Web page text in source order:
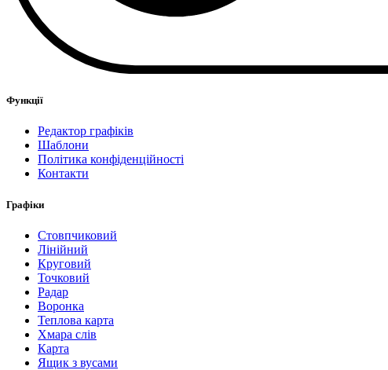
Функції
Редактор графіків
Шаблони
Політика конфіденційності
Контакти
Графіки
Стовпчиковий
Лінійний
Круговий
Точковий
Радар
Воронка
Теплова карта
Хмара слів
Карта
Ящик з вусами